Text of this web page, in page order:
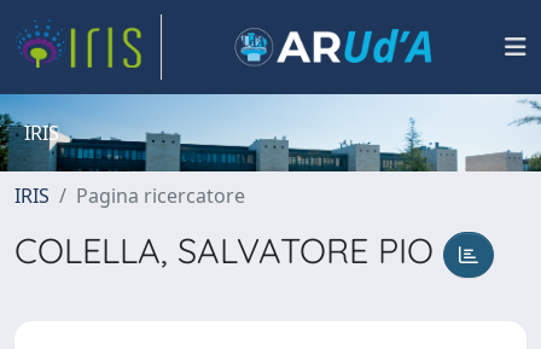
IRIS
IRIS Pagina ricercatore
COLELLA, SALVATORE PIO